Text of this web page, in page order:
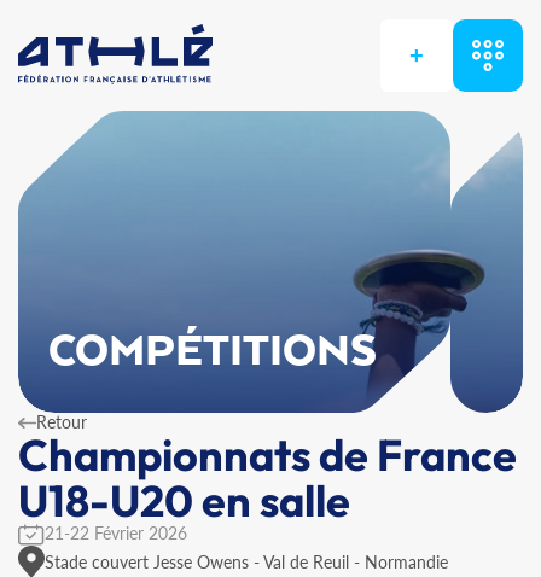
+
COMPÉTITIONS
Retour
Championnats de France
U18-U20 en salle
21-22 Février 2026
Stade couvert Jesse Owens - Val de Reuil - Normandie